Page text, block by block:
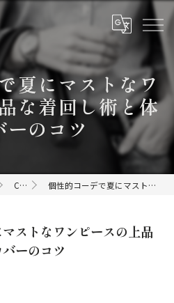
夏にマストなワ
な着回し術と体
ーのコツ
COLUMN 個性的コーデで夏にマストなワンピースの上品な着回し術と体型カバーのコツ
ストなワンピースの上品
ーのコツ